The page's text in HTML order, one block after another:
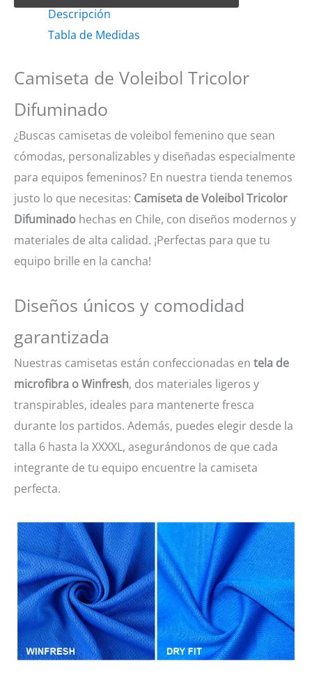
Tricolor
Difuminado
Descripción
Tabla de Medidas
Camiseta de Voleibol Tricolor
Difuminado
¿Buscas camisetas de voleibol femenino que sean
cómodas, personalizables y diseñadas especialmente
para equipos femeninos? En nuestra tienda tenemos
justo lo que necesitas: Camiseta de Voleibol Tricolor
Difuminado hechas en Chile, con diseños modernos y
materiales de alta calidad. ¡Perfectas para que tu
equipo brille en la cancha!
Diseños únicos y comodidad
garantizada
Nuestras camisetas están confeccionadas en tela de
microfibra o Winfresh, dos materiales ligeros y
transpirables, ideales para mantenerte fresca
durante los partidos. Además, puedes elegir desde la
talla 6 hasta la XXXXL, asegurándonos de que cada
integrante de tu equipo encuentre la camiseta
perfecta.